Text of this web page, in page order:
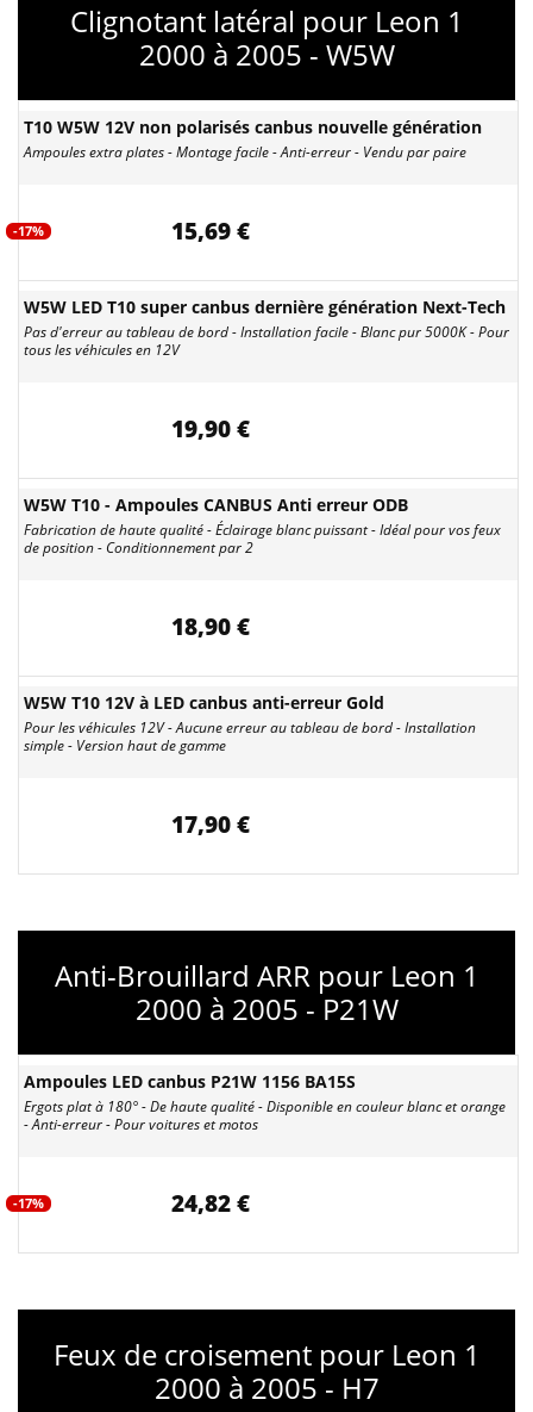
Clignotant latéral pour Leon 1
2000 à 2005 - W5W
T10 W5W 12V non polarisés canbus nouvelle génération
Ampoules extra plates - Montage facile - Anti-erreur - Vendu par paire
-17% 15,69 €
W5W LED T10 super canbus dernière génération Next-Tech
Pas d'erreur au tableau de bord - Installation facile - Blanc pur 5000K - Pour
tous les véhicules en 12V
19,90 €
W5W T10 - Ampoules CANBUS Anti erreur ODB
Fabrication de haute qualité - Éclairage blanc puissant - Idéal pour vos feux
de position - Conditionnement par 2
18,90 €
W5W T10 12V à LED canbus anti-erreur Gold
Pour les véhicules 12V - Aucune erreur au tableau de bord - Installation
simple - Version haut de gamme
17,90 €
Anti-Brouillard ARR pour Leon 1
2000 à 2005 - P21W
Ampoules LED canbus P21W 1156 BA15S
Ergots plat à 180° - De haute qualité - Disponible en couleur blanc et orange
- Anti-erreur - Pour voitures et motos
-17% 24,82 €
Feux de croisement pour Leon 1
2000 à 2005 - H7